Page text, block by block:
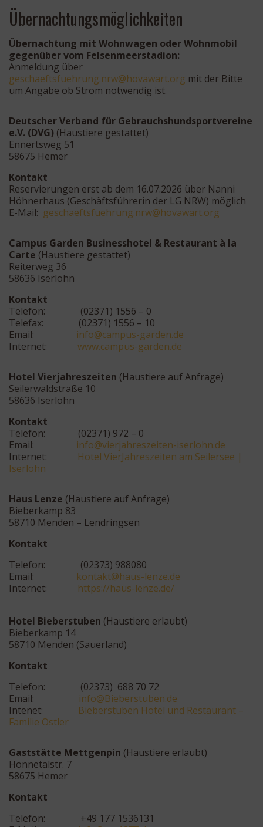
Übernachtungsmöglichkeiten
Übernachtung mit Wohnwagen oder Wohnmobil
gegenüber vom Felsenmeerstadion:
Anmeldung über
gro.t
rawav
oh@wr
n.gnu
rheuf
stfea
hcseg
mit der Bitte
um Angabe ob Strom notwendig ist.
Deutscher Verband für Gebrauchshundsportvereine
e.V. (DVG) (Haustiere gestattet)
Ennertsweg 51
58675 Hemer
Kontakt
Reservierungen erst ab dem 16.07.2026 über Nanni
Höhnerhaus (Geschäftsführerin der LG NRW) möglich
E-Mail:
gro.t
rawav
oh@wr
n.gnu
rheuf
stfea
hcseg
Campus Garden Businesshotel & Restaurant à la
Carte (Haustiere gestattet)
Reiterweg 36
58636 Iserlohn
Kontakt
Telefon: (02371) 1556 – 0
Telefax: (02371) 1556 – 10
Email:
ed.ne
drag-
supma
c@ofn
i
Internet: www.campus-garden.de
Hotel Vierjahreszeiten (Haustiere auf Anfrage)
Seilerwaldstraße 10
58636 Iserlohn
Kontakt
Telefon:
(02371) 972 – 0
Email:
ed.nh
olres
i-net
iezse
rhajr
eiv@o
fni
Internet:
Hotel VierJahreszeiten am Seilersee |
Iserlohn
Haus Lenze (Haustiere auf Anfrage)
Bieberkamp 83
58710 Menden – Lendringsen
Kontakt
Telefon: (02373) 988080
Email:
ed.ez
nel-s
uah@t
katno
k
Internet: https://haus-lenze.de/
Hotel Bieberstuben (Haustiere erlaubt)
Bieberkamp 14
58710 Menden (Sauerland)
Kontakt
Telefon: (02373) 688 70 72
Email:
ed.ne
butsr
ebeiB
@ofni
Intenet: Bieberstuben Hotel und Restaurant –
Familie Ostler
Gaststätte Mettgenpin (Haustiere erlaubt)
Hönnetalstr. 7
58675 Hemer
Kontakt
Telefon: +49 177 1536131